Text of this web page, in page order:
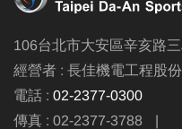
106台北市大安區辛亥路
經營者 : 長佳機電工程股
電話 : 02-2377-0300
傳真 : 02-2377-3788
|